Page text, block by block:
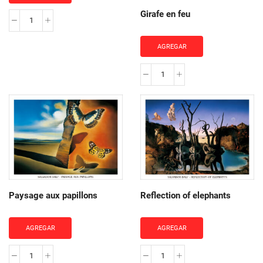
La
Girafe en feu
AGREGAR
Girafe
en
feu
cantidad
Paysage aux papillons
AGREGAR
Reflection of elephants
AGREGAR